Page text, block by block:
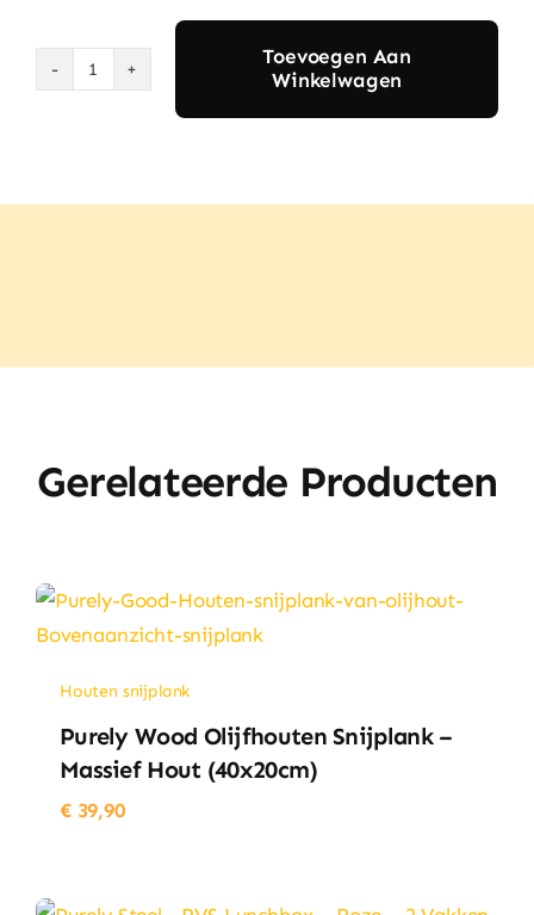
Purely
Toevoegen Aan
Winkelwagen
Gerelateerde Producten
Houten snijplank
Purely Wood Olijfhouten Snijplank –
Massief Hout (40x20cm)
€39,90